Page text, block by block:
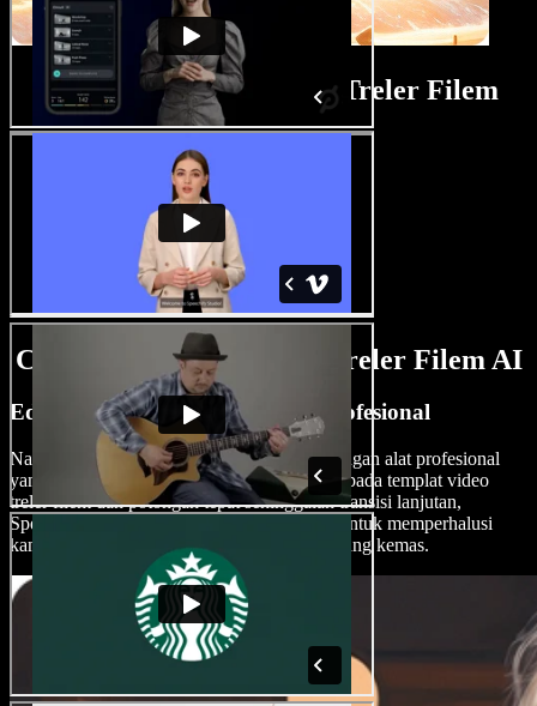
Tutorial Pembuat Video Treler Filem
Ciri-Ciri Pembuat Video Treler Filem AI
Edit Video Treler Filem Seperti Profesional
Naik taraf penyuntingan treler filem anda dengan alat profesional
yang disediakan oleh Speechify Studio. Daripada templat video
treler filem dan potongan tepat sehinggalah transisi lanjutan,
Speechify Studio memperkasakan pencipta untuk memperhalusi
kandungan mereka dan mengekalkan rupa yang kemas.